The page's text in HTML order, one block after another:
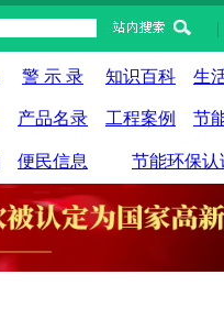
|
警 示 录 知识百科 生
产品名录 工程案例 节
便民信息 节能环保认